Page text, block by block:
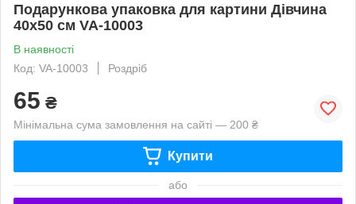
Подарункова упаковка для картини Дівчина
40х50 см VA-10003
В наявності
Код: VA-10003
Роздріб
65 ₴
Мінімальна сума замовлення на сайті — 200 ₴
Купити
або